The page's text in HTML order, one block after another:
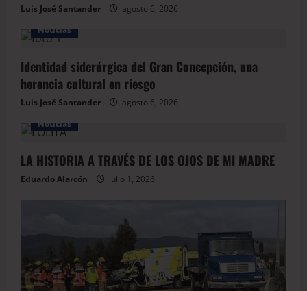
Luis José Santander
agosto 6, 2026
Noticias
Identidad siderúrgica del Gran Concepción, una
herencia cultural en riesgo
Luis José Santander
agosto 6, 2026
Noticias
LA HISTORIA A TRAVÉS DE LOS OJOS DE MI MADRE
Eduardo Alarcón julio 1, 2026